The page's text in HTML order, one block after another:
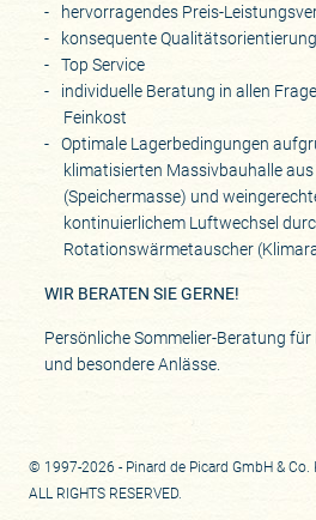
hervorragendes Preis-
konsequente Qualitätsorientierung
Top Service
individuelle Beratung in allen
Feinkost
Optimale Lagerbedingungen
klimatisierten Massivbauhalle
(Speichermasse) und
kontinuierlichem Luftwechsel
Rotationswärmetauscher
WIR BERATEN SIE GERNE!
Persönliche Sommelier-Beratung für
und besondere Anlässe.
© 1997-2026 - Pinard de Picard GmbH & Co.
ALL RIGHTS RESERVED.